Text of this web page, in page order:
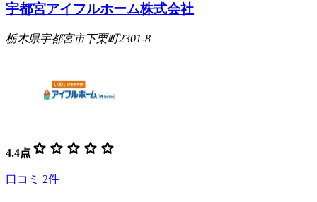
宇都宮アイフルホーム株式会社
栃木県宇都宮市下栗町2301-8
4.4点 star star star star star
口コミ 2件